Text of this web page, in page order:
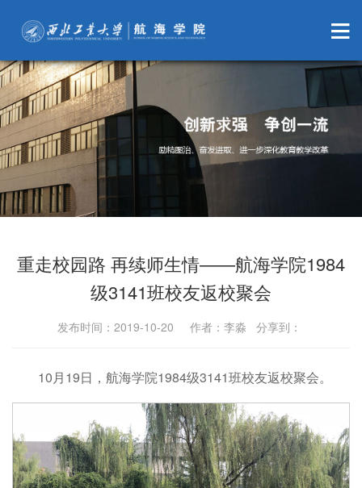
重走校园路 再续师生情——航海学院1984
级3141班校友返校聚会
发布时间：2019-10-20 作者：李淼 分享到：
10月19日，航海学院1984级3141班校友返校聚会。